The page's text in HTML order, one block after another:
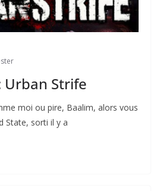
Urban Strife
moi ou pire, Baalim, alors vous
State, sorti il y a